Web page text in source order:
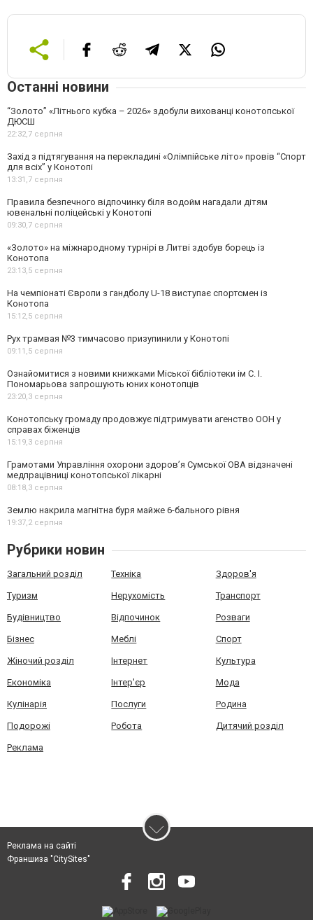
Останні новини
“Золото” «Літнього кубка – 2026» здобули вихованці конотопської
ДЮСШ
22:32,7 серпня
Захід з підтягування на перекладині «Олімпійське літо» провів “Спорт
для всіх” у Конотопі
13:31,7 серпня
Правила безпечного відпочинку біля водойм нагадали дітям
ювенальні поліцейські у Конотопі
09:30,7 серпня
«Золото» на міжнародному турнірі в Литві здобув борець із
Конотопа
23:13,5 серпня
На чемпіонаті Європи з гандболу U-18 виступає спортсмен із
Конотопа
15:12,5 серпня
Рух трамвая №3 тимчасово призупинили у Конотопі
09:11,5 серпня
Ознайомитися з новими книжками Міської бібліотеки ім С. І.
Пономарьова запрошують юних конотопців
23:20,3 серпня
Конотопську громаду продовжує підтримувати агенство ООН у
справах біженців
15:19,3 серпня
Грамотами Управління охорони здоров’я Сумської ОВА відзначені
медпрацівниці конотопської лікарні
08:18,3 серпня
Землю накрила магнітна буря майже 6-бального рівня
19:37,2 серпня
Рубрики новин
Загальний розділ Техніка Здоров'я
Туризм Нерухомість Транспорт
Будівництво Відпочинок Розваги
Бізнес Меблі Спорт
Жіночий розділ Інтернет Культура
Економіка Інтер'єр Мода
Кулінарія Послуги Родина
Подорожі Робота Дитячий розділ
Реклама
Реклама на сайті
Франшиза "CitySites"